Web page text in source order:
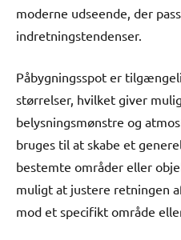
moderne udseende, der
indretningstendenser.
Påbygningsspot er
størrelser, hvilket giver
belysningsmønstre og
bruges til at skabe et
bestemte områder eller
muligt at justere retningen
mod et specifikt område